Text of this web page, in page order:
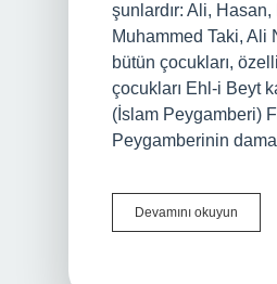
şunlardır: Ali,
Muhammed Taki, Ali
bütün çocukları,
çocukları Ehl-i Beyt
(İslam Peygamberi)
Peygamberinin
Devamını okuyun
I